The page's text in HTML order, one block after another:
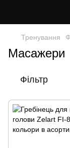
Тренування
Масажери
Фільтр